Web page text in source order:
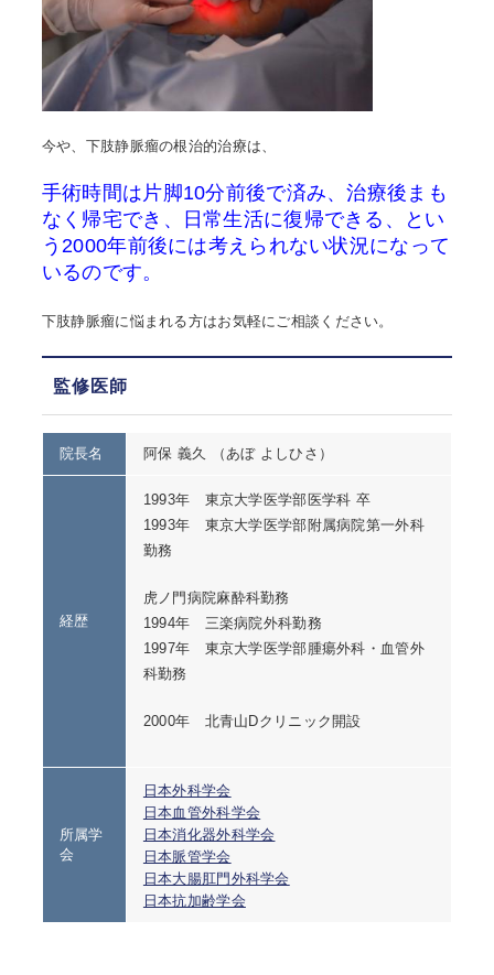
今や、下肢静脈瘤の根治的治療は、
手術時間は片脚10分前後で済み、治療後まも
なく帰宅でき、日常生活に復帰できる、とい
う2000年前後には考えられない状況になって
いるのです。
下肢静脈瘤に悩まれる方はお気軽にご相談ください。
監修医師
院長名 阿保 義久 （あぼ よしひさ）
経歴
1993年 東京大学医学部医学科 卒
1993年 東京大学医学部附属病院第一外科
勤務
虎ノ門病院麻酔科勤務
1994年 三楽病院外科勤務
1997年 東京大学医学部腫瘍外科・血管外
科勤務
2000年 北青山Dクリニック開設
所属学
会
日本外科学会
日本血管外科学会
日本消化器外科学会
日本脈管学会
日本大腸肛門外科学会
日本抗加齢学会